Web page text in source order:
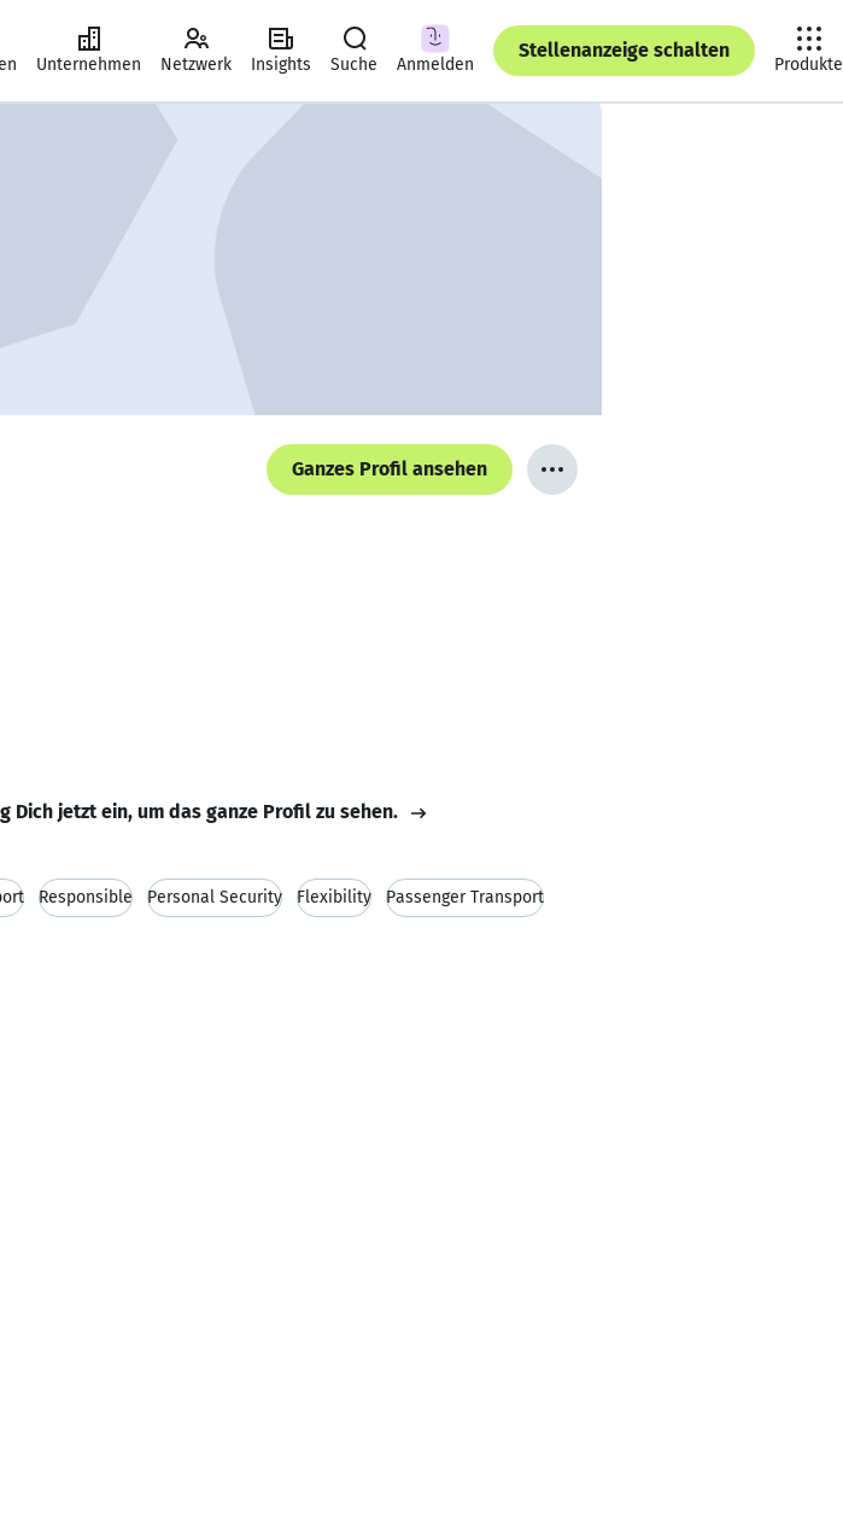
Unternehmen Netzwerk Insights Suche Anmelden
Stellenanzeige schalten
Produkte
Ganzes Profil ansehen
Dich jetzt ein, um das ganze Profil zu sehen.
Responsible Personal Security Flexibility Passenger Transport